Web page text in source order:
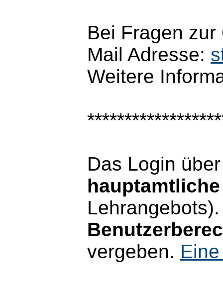
Bei Fragen
Mail Adresse:
Weitere
Das Login
Lehrangebots).
vergeben.